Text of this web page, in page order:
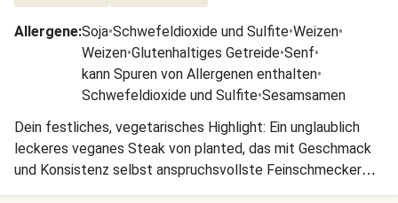
Allergene:Soja•Schwefeldioxide und Sulfite•Weizen•
Weizen•Glutenhaltiges Getreide•Senf•
kann Spuren von Allergenen enthalten•
Schwefeldioxide und Sulfite•Sesamsamen
Dein festliches, vegetarisches Highlight: Ein unglaublich
leckeres veganes Steak von planted, das mit Geschmack
und Konsistenz selbst anspruchsvollste Feinschmecker
überzeugt. Begleitet von einer Pflaumen-Balsamico-Soße,